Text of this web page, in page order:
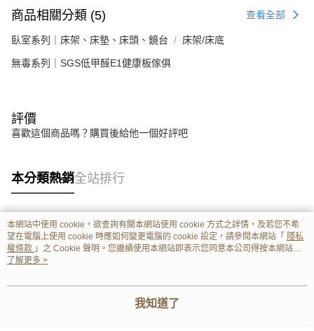
商品相關分類 (5) 查看全部
臥室系列｜床架、床墊、床頭、鏡台 床架/床底
無毒系列｜SGS低甲醛E1健康板傢俱
評價
喜歡這個商品嗎？購買後給他一個好評吧
本分類熱銷全站排行
熱門標籤
本網站中使用 cookie，欲查詢有關本網站使用 cookie 方式之詳情，及若您不希
望在電腦上使用 cookie 時應如何變更電腦的 cookie 設定，請參閱本網站「 隱私
權條款 」之 Cookie 聲明。您繼續使用本網站即表示您同意本公司得按本網站使
用條款之 Cookie 聲明使用 cookie。
了解更多 >
我知道了